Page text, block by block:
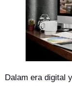
Dalam era digital